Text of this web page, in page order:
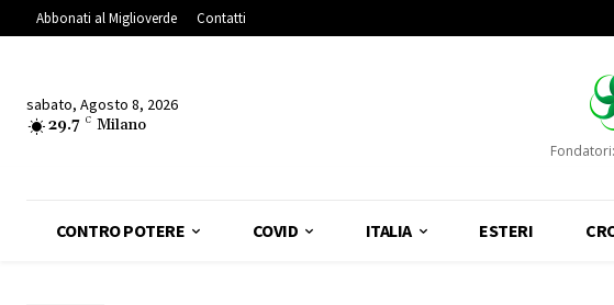
Abbonati al Miglioverde Contatti
sabato, Agosto 8, 2026
29.7 C Milano
CONTRO POTERE COVID ITALIA ESTERI